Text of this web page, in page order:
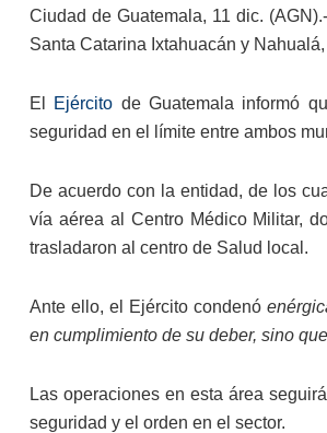
Ciudad de Guatemala, 11 dic.
Santa Catarina Ixtahuacán y
El Ejército de Guatemala informó
seguridad en el límite entre ambos
De acuerdo con la entidad, de los
vía aérea al Centro Médico Militar,
trasladaron al centro de Salud local.
Ante ello, el Ejército condenó
en cumplimiento de su deber, sino
Las operaciones en esta área
seguridad y el orden en el sector.